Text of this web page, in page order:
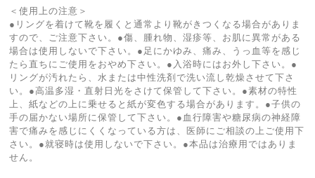
＜使用上の注意＞
●リングを着けて靴を履くと通常より靴がきつくなる場合がありま
すので、ご注意下さい。●傷、腫れ物、湿疹等、お肌に異常がある
場合は使用しないで下さい。●足にかゆみ、痛み、うっ血等を感じ
たら直ちにご使用をおやめ下さい。●入浴時にはお外し下さい。●
リングが汚れたら、水または中性洗剤で洗い流し乾燥させて下さ
い。●高温多湿・直射日光をさけて保管して下さい。●素材の特性
上、紙などの上に乗せると紙が変色する場合があります。●子供の
手の届かない場所に保管して下さい。●血行障害や糖尿病の神経障
害で痛みを感じにくくなっている方は、医師にご相談の上ご使用下
さい。●就寝時は使用しないで下さい。●本品は治療用ではありま
せん。